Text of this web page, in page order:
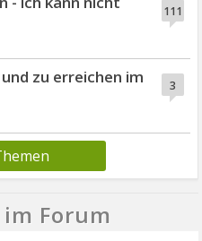
111
3
zu erreichen im
Forum